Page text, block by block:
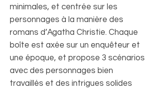
minimales, et centrée sur les
personnages à la manière des
romans d’Agatha Christie. Chaque
boîte est axée sur un enquêteur et
une époque, et propose 3 scénarios
avec des personnages bien
travaillés et des intrigues solides